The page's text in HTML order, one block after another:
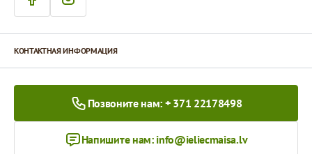
КОНТАКТНАЯ ИНФОРМАЦИЯ
Позвоните нам: + 371 22178498
Напишите нам: info@ieliecmaisa.lv